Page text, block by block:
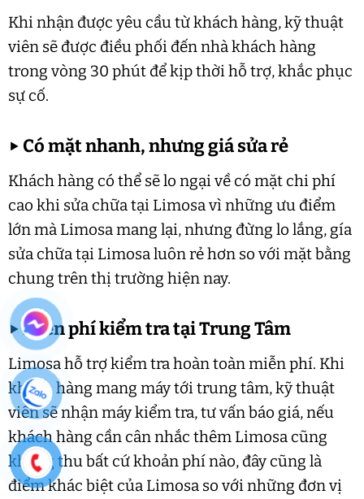
Khi nhận được yêu cầu từ khách hàng, kỹ thuật
viên sẽ được điều phối đến nhà khách hàng
trong vòng 30 phút để kịp thời hỗ trợ, khắc phục
sự cố.
▶ Có mặt nhanh, nhưng giá sửa rẻ
Khách hàng có thể sẽ lo ngại về có mặt chi phí
cao khi sửa chữa tại Limosa vì những ưu điểm
lớn mà Limosa mang lại, nhưng đừng lo lắng, gía
sửa chữa tại Limosa luôn rẻ hơn so với mặt bằng
chung trên thị trường hiện nay.
▶Miễn phí kiểm tra tại Trung Tâm
Limosa hỗ trợ kiểm tra hoàn toàn miễn phí. Khi
khách hàng mang máy tới trung tâm, kỹ thuật
viên sẽ nhận máy kiểm tra, tư vấn báo giá, nếu
khách hàng cần cân nhắc thêm Limosa cũng
không thu bất cứ khoản phí nào, đây cũng là
điểm khác biệt của Limosa so với những đơn vị